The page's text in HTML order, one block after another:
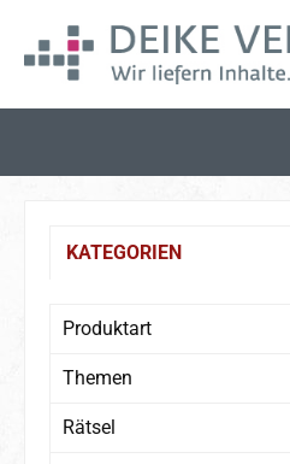
Hauptinhalt springen
Zur Suche springen
Zur Hauptnavigation springen
KATEGORIEN
Produktart
Themen
Rätsel